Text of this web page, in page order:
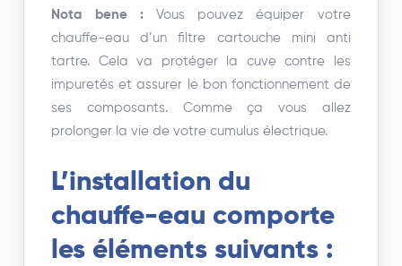
Nota bene :Vous pouvez équiper votre
chauffe-eau d’un filtre cartouche mini anti
tartre. Cela va protéger la cuve contre les
impuretés et assurer le bon fonctionnement de
ses composants. Comme ça vous allez
prolonger la vie de votre cumulus électrique.
L’installation du
chauffe-eau comporte
les éléments suivants :